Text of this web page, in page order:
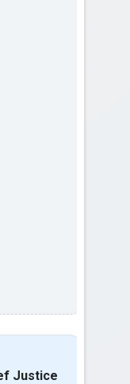
Justice